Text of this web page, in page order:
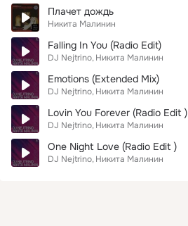
Плачет дождь
Никита Малинин
Falling In You (Radio Edit)
DJ Nejtrino Никита Малинин
Emotions (Extended Mix)
DJ Nejtrino Никита Малинин
Lovin You Forever (Radio Edit )
DJ Nejtrino Никита Малинин
One Night Love (Radio Edit )
DJ Nejtrino Никита Малинин